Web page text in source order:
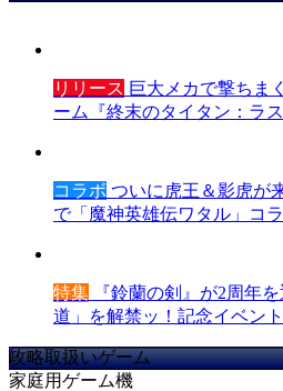
リリース 巨大メカで撃ちま
ーム『終末のタイタン：ラ
コラボ ついに虎王＆影虎が
で「魔神英雄伝ワタル」コ
特集 『鈴蘭の剣』が2周年
道」を解禁ッ！記念イベン
攻略取扱いゲーム
家庭用ゲーム機